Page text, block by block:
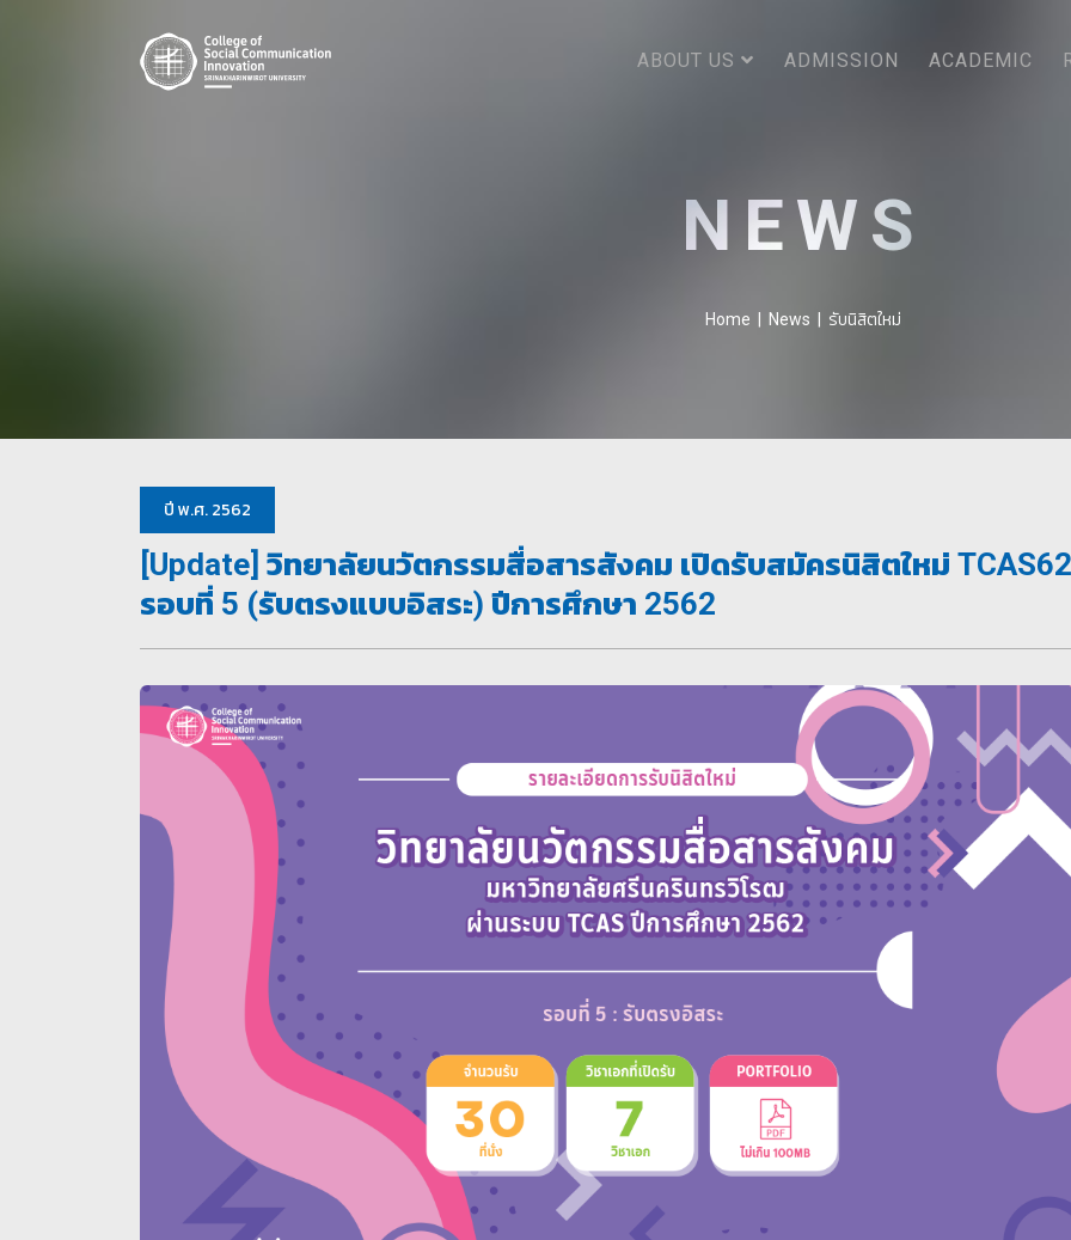
ABOUT US ADMISSION ACADEMIC
NEWS
Home News รับนิสิตใหม่
ปี พ.ศ. 2562
[Update] วิทยาลัยนวัตกรรมสื่อสารสังคม เปิดรับสมัครนิสิตใหม่ TCAS62
รอบที่ 5 (รับตรงแบบอิสระ) ปีการศึกษา 2562